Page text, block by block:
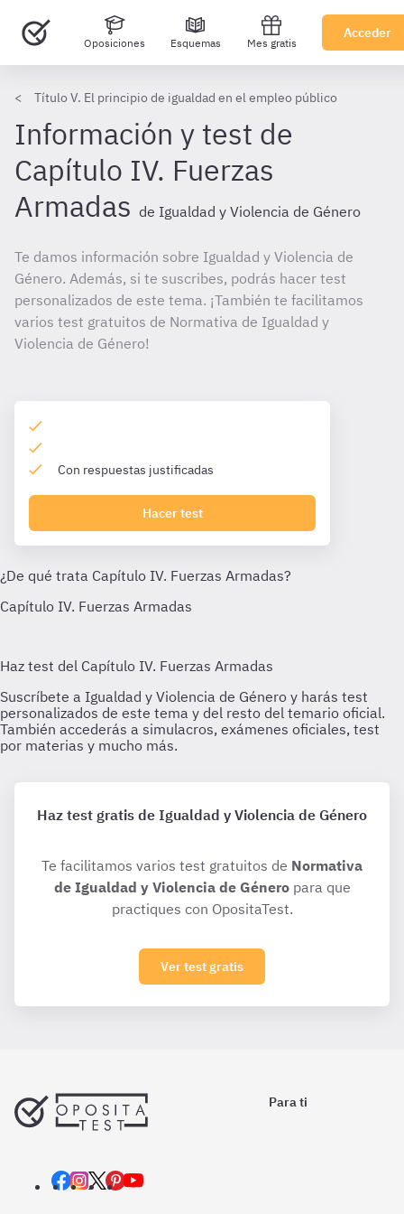
Oposiciones Esquemas Mes gratis
Acceder
Título V. El principio de igualdad en el empleo público
Información y test de
Capítulo IV. Fuerzas
Armadas de Igualdad y Violencia de Género
Te damos información sobre Igualdad y Violencia de
Género. Además, si te suscribes, podrás hacer test
personalizados de este tema. ¡También te facilitamos
varios test gratuitos de Normativa de Igualdad y
Violencia de Género!
Con respuestas justificadas
Hacer test
Haz test gratis de Igualdad y Violencia de Género
Te facilitamos varios test gratuitos de Normativa
de Igualdad y Violencia de Géneropara que
practiques con OpositaTest.
Ver test gratis
Para ti